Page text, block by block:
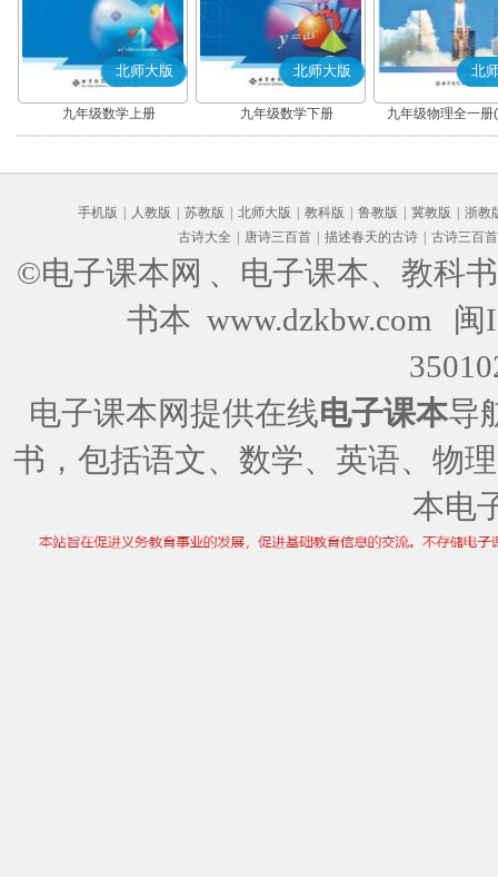
北师大版
九年级数学上册
北师大版
九年级数学下册
北
九年级物理全一册
版)
手机版 人教版 苏教版 北师大版 教科版 鲁教版 冀教版
浙教
古诗大全
唐诗三百首 描述春天的古诗 古诗三百首
©电子课本网 、电子课本、教科
书本 www.dzkbw.com
闽
电子课本网提供在线电子课本导
书，包括语文、数学、英语、物
本电